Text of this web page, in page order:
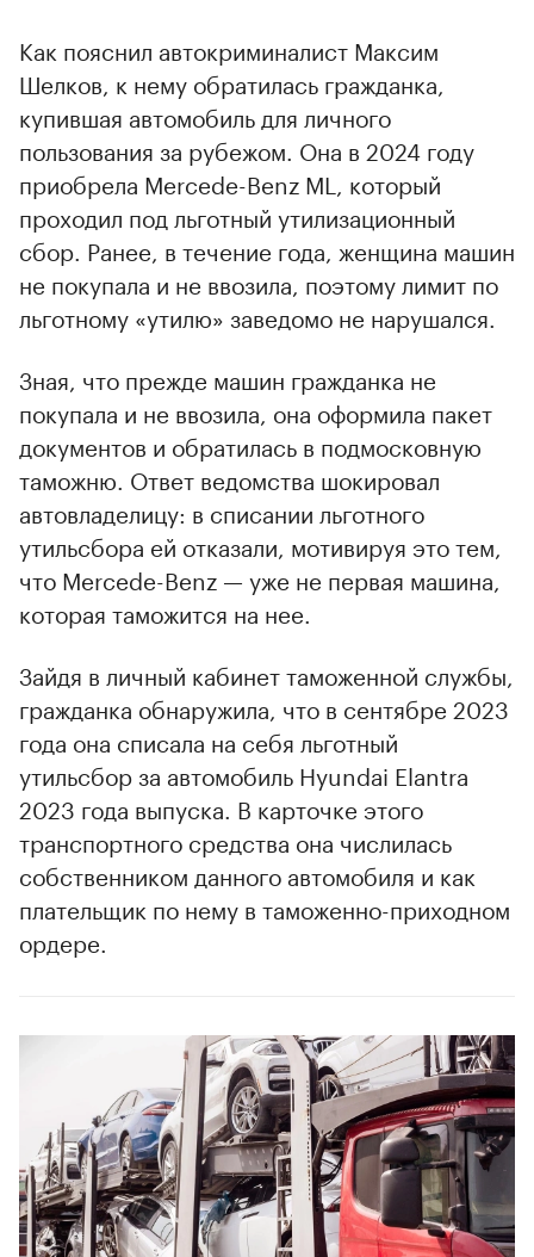
Как пояснил автокриминалист Максим
Шелков, к нему обратилась гражданка,
купившая автомобиль для личного
пользования за рубежом. Она в 2024 году
приобрела Mercede-Benz ML, который
проходил под льготный утилизационный
сбор. Ранее, в течение года, женщина машин
не покупала и не ввозила, поэтому лимит по
льготному «утилю» заведомо не нарушался.
Зная, что прежде машин гражданка не
покупала и не ввозила, она оформила пакет
документов и обратилась в подмосковную
таможню. Ответ ведомства шокировал
автовладелицу: в списании льготного
утильсбора ей отказали, мотивируя это тем,
что Mercede-Benz — уже не первая машина,
которая таможится на нее.
Зайдя в личный кабинет таможенной службы,
гражданка обнаружила, что в сентябре 2023
года она списала на себя льготный
утильсбор за автомобиль Hyundai Elantra
2023 года выпуска. В карточке этого
транспортного средства она числилась
собственником данного автомобиля и как
плательщик по нему в таможенно-приходном
ордере.